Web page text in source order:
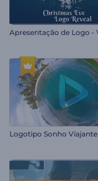
Logotipo Sonho Viajante